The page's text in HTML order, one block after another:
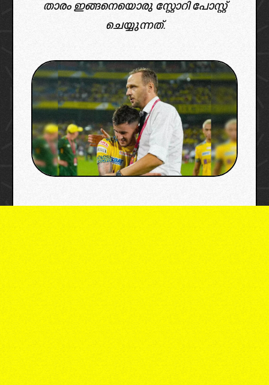
താരം ഇങ്ങനെയൊരു സ്റ്റോറി പോസ്റ്റ്‌
ചെയ്യുന്നത്.